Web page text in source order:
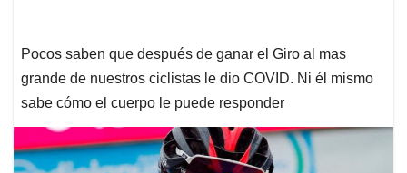
Pocos saben que después de ganar el Giro al mas
grande de nuestros ciclistas le dio COVID. Ni él mismo
sabe cómo el cuerpo le puede responder